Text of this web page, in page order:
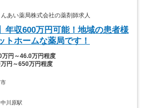
い薬局株式会社の薬剤師求人
年収600万円可能！地域の患者様
トホームな薬局です！
万円～46.0万円程度
万円～650万円程度
川原駅